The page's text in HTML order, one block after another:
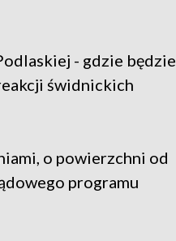
- gdzie będzie
świdnickich
o powierzchni od
programu